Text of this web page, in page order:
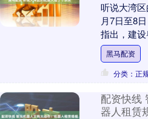
听说大湾
月7日至8
指出，建
是重大责任
定建设....
黑马配资
分类：正
配资快线
器人租赁